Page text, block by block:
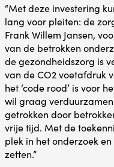
“Met deze investering
lang voor pleiten: de
Frank Willem Jansen,
van de betrokken
de gezondheidszorg is
van de CO2 voetafdruk
het ‘code rood’ is voor
wil graag
getrokken door
vrije tijd. Met de
plek in het onderzoek
zetten.”